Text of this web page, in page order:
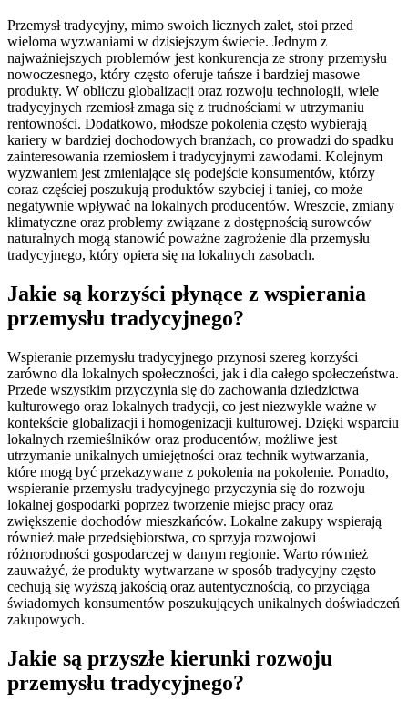
Przemysł tradycyjny, mimo swoich licznych zalet, stoi przed
wieloma wyzwaniami w dzisiejszym świecie. Jednym z
najważniejszych problemów jest konkurencja ze strony przemysłu
nowoczesnego, który często oferuje tańsze i bardziej masowe
produkty. W obliczu globalizacji oraz rozwoju technologii, wiele
tradycyjnych rzemiosł zmaga się z trudnościami w utrzymaniu
rentowności. Dodatkowo, młodsze pokolenia często wybierają
kariery w bardziej dochodowych branżach, co prowadzi do spadku
zainteresowania rzemiosłem i tradycyjnymi zawodami. Kolejnym
wyzwaniem jest zmieniające się podejście konsumentów, którzy
coraz częściej poszukują produktów szybciej i taniej, co może
negatywnie wpływać na lokalnych producentów. Wreszcie, zmiany
klimatyczne oraz problemy związane z dostępnością surowców
naturalnych mogą stanowić poważne zagrożenie dla przemysłu
tradycyjnego, który opiera się na lokalnych zasobach.
Jakie są korzyści płynące z wspierania
przemysłu tradycyjnego?
Wspieranie przemysłu tradycyjnego przynosi szereg korzyści
zarówno dla lokalnych społeczności, jak i dla całego społeczeństwa.
Przede wszystkim przyczynia się do zachowania dziedzictwa
kulturowego oraz lokalnych tradycji, co jest niezwykle ważne w
kontekście globalizacji i homogenizacji kulturowej. Dzięki wsparciu
lokalnych rzemieślników oraz producentów, możliwe jest
utrzymanie unikalnych umiejętności oraz technik wytwarzania,
które mogą być przekazywane z pokolenia na pokolenie. Ponadto,
wspieranie przemysłu tradycyjnego przyczynia się do rozwoju
lokalnej gospodarki poprzez tworzenie miejsc pracy oraz
zwiększenie dochodów mieszkańców. Lokalne zakupy wspierają
również małe przedsiębiorstwa, co sprzyja rozwojowi
różnorodności gospodarczej w danym regionie. Warto również
zauważyć, że produkty wytwarzane w sposób tradycyjny często
cechują się wyższą jakością oraz autentycznością, co przyciąga
świadomych konsumentów poszukujących unikalnych doświadczeń
zakupowych.
Jakie są przyszłe kierunki rozwoju
przemysłu tradycyjnego?